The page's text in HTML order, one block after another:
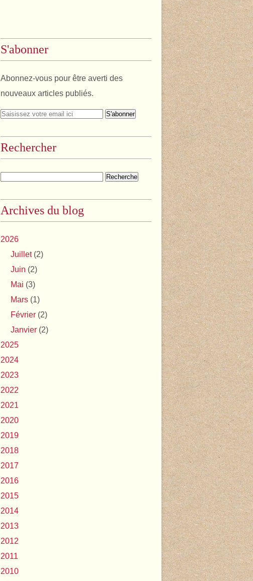
S'abonner
Abonnez-vous pour être averti des
nouveaux articles publiés.
Rechercher
Archives du blog
2026
Juillet(2)
Juin (2)
Mai (3)
Mars (1)
Février (2)
Janvier (2)
2025
2024
2023
2022
2021
2020
2019
2018
2017
2016
2015
2014
2013
2012
2011
2010